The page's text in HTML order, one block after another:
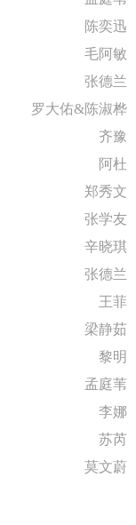
陈奕迅
毛阿敏
张德兰
罗大佑&陈淑桦
齐豫
阿杜
郑秀文
张学友
辛晓琪
张德兰
王菲
梁静茹
黎明
孟庭苇
李娜
苏芮
莫文蔚